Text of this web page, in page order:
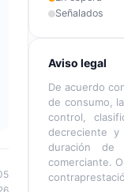
Señalados
Aviso legal
De acuerdo
de consumo,
control,
decreciente
duración de
comerciante.